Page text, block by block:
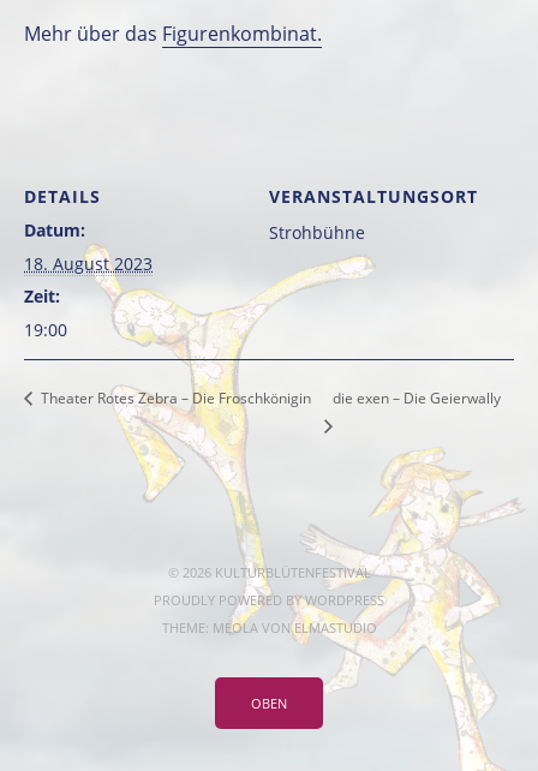
Mehr über das Figurenkombinat.
DETAILS
Datum:
18. August 2023
Zeit:
19:00
VERANSTALTUNGSORT
Strohbühne
Theater Rotes Zebra – Die Froschkönigin die exen – Die Geierwally
© 2026 KULTURBLÜTENFESTIVAL
PROUDLY POWERED BYWORDPRESS
THEME: MEOLA VONELMASTUDIO
OBEN